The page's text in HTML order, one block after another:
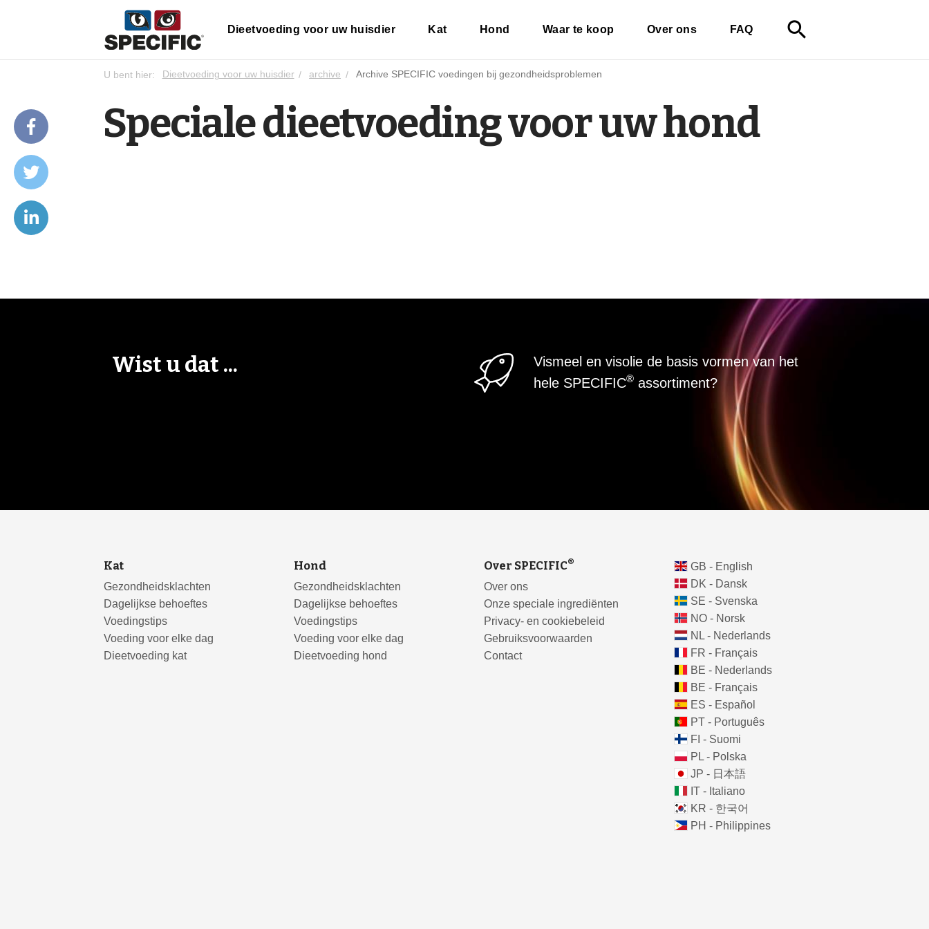
Dieetvoeding voor uw huisdier Kat Hond Waar te koop Over ons FAQ search
U bent hier: Dieetvoeding voor uw huisdier archive Archive SPECIFIC voedingen bij gezondheidsproblemen
Speciale dieetvoeding voor uw hond
Wist u dat ...
Vismeel en visolie de basis vormen van het
hele SPECIFIC® assortiment?
Kat
Gezondheidsklachten
Dagelijkse behoeftes
Voedingstips
Voeding voor elke dag
Dieetvoeding kat
Hond
Gezondheidsklachten
Dagelijkse behoeftes
Voedingstips
Voeding voor elke dag
Dieetvoeding hond
Over SPECIFIC®
Over ons
Onze speciale ingrediënten
Privacy- en cookiebeleid
Gebruiksvoorwaarden
Contact
GB - English
DK - Dansk
SE - Svenska
NO - Norsk
NL - Nederlands
FR - Français
BE - Nederlands
BE - Français
ES - Español
PT - Português
FI - Suomi
PL - Polska
JP - 日本語
IT - Italiano
KR - 한국어
PH - Philippines